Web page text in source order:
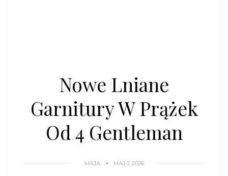
Nowe Lniane
Garnitury W Prążek
Od 4 Gentleman
MAJA MAJ 7, 2026